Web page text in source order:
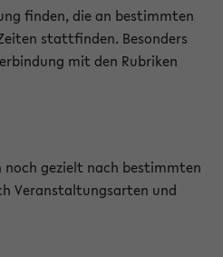
finden, die an bestimmten
stattfinden. Besonders
mit den Rubriken
noch gezielt nach bestimmten
Veranstaltungsarten und